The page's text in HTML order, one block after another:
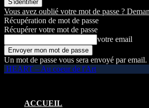
Vous avez oublié votre mot de passe ?
Récupération de mot de passe
Récupérer votre mot de passe
votre email
Un mot de passe vous sera envoyé par email.
HEART – Au coeur de l'Art
ACCUEIL